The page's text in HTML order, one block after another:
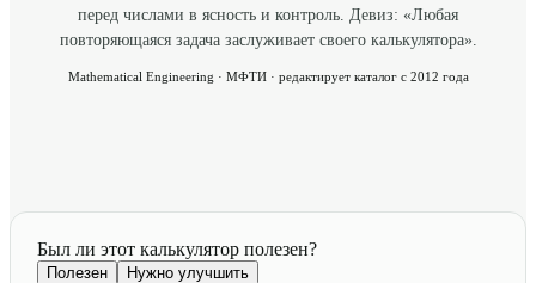
перед числами в ясность и контроль. Девиз: «Любая
повторяющаяся задача заслуживает своего калькулятора».
Mathematical Engineering · МФТИ · редактирует каталог с 2012 года
Был ли этот калькулятор полезен?
Полезен Нужно улучшить